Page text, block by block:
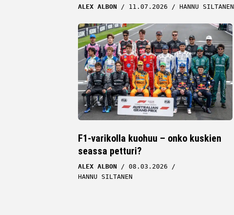
ALEX ALBON 11.07.2026 HANNU SILTANEN
F1-varikolla kuohuu – onko kuskien
seassa petturi?
ALEX ALBON
08.03.2026
HANNU SILTANEN